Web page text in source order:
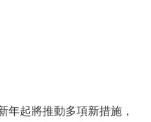
年起將推動多項新措施，